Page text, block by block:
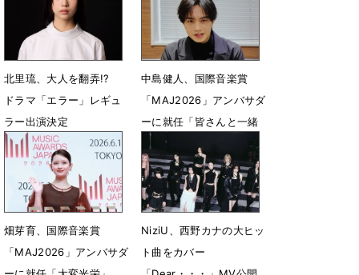
北里琉、大人を翻弄!?
ドラマ「エラー」レギュ
ラー出演決定
3月26日 12時10分
中島健人、国際音楽賞
「MAJ2026」アンバサダ
ーに就任「皆さんと一緒
に盛り上げていきたい」
3月19日 16時42分
畑芽育、国際音楽賞
「MAJ2026」アンバサダ
NiziU、西野カナの大ヒッ
ト曲をカバー